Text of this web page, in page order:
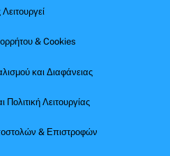
& Cookies
και Διαφάνειας
Λειτουργίας
& Επιστροφών